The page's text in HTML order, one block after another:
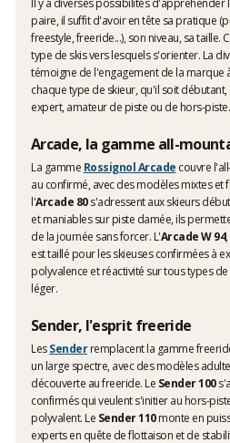
Il y a diverses possibilités d'appréhender
paire, il suffit d'avoir en tête sa pratique
freestyle, freeride...), son niveau, sa taille.
type de skis vers lesquels s'orienter. La
témoigne de l'engagement de la
chaque type de skieur, qu'il soit
expert, amateur de piste ou de hors-piste.
Arcade, la gamme all-
La gamme Rossignol Arcade couvre
au confirmé, avec des modèles mixtes et
l'Arcade 80s'adressent aux skieurs
et maniables sur piste damée, ils
de la journée sans forcer. L'Arcade W 94
est taillé pour les skieuses confirmées à
polyvalence et réactivité sur tous types
léger.
Sender, l'esprit freeride
LesSenderremplacent la gamme
un large spectre, avec des modèles
découverte au freeride. Le Sender 100
confirmés qui veulent s'initier au hors-
polyvalent. Le Sender 110monte en
experts en quête de flottaison et de